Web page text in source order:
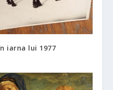
iarna lui 1977